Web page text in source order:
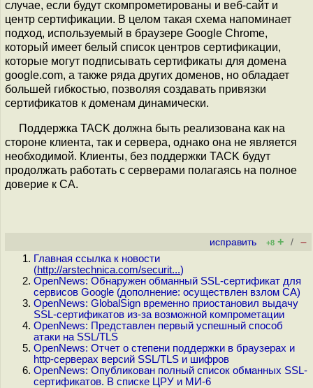
случае, если будут скомпрометированы и веб-сайт и
центр сертификации. В целом такая схема напоминает
подход, используемый в браузере Google Chrome,
который имеет белый список центров сертификации,
которые могут подписывать сертификаты для домена
google.com, а также ряда других доменов, но обладает
большей гибкостью, позволяя создавать привязки
сертификатов к доменам динамически.
Поддержка TACK должна быть реализована как на
стороне клиента, так и сервера, однако она не является
необходимой. Клиенты, без поддержки TACK будут
продолжать работать с серверами полагаясь на полное
доверие к CA.
исправить +8 + / –
Главная ссылка к новости
(http://arstechnica.com/securit...)
OpenNews: Обнаружен обманный SSL-сертификат для
сервисов Google (дополнение: осуществлен взлом CA)
OpenNews: GlobalSign временно приостановил выдачу
SSL-сертификатов из-за возможной компрометации
OpenNews: Представлен первый успешный способ
атаки на SSL/TLS
OpenNews: Отчет о степени поддержки в браузерах и
http-серверах версий SSL/TLS и шифров
OpenNews: Опубликован полный список обманных SSL-
сертификатов. В списке ЦРУ и МИ-6